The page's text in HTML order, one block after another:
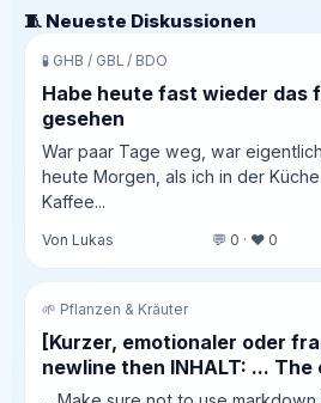
🧵 Neueste Diskussionen
🧪 GHB / GBL / BDO
Habe heute fast wieder das
gesehen
War paar Tage weg, war
heute Morgen, als ich in der
Kaffee...
Von Lukas 💬 0 · ❤️ 0
🌱 Pflanzen & Kräuter
[Kurzer, emotionaler oder
newline then INHALT: ...